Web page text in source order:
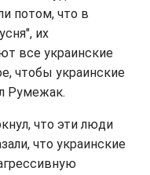
потом, что в
их
все украинские
чтобы украинские
Румежак.
что эти люди
что украинские